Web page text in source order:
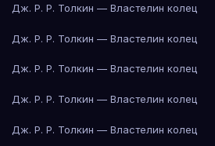
Дж. Р. Р. Толкин — Властелин колец
Дж. Р. Р. Толкин — Властелин колец
Дж. Р. Р. Толкин — Властелин колец
Дж. Р. Р. Толкин — Властелин колец
Дж. Р. Р. Толкин — Властелин колец